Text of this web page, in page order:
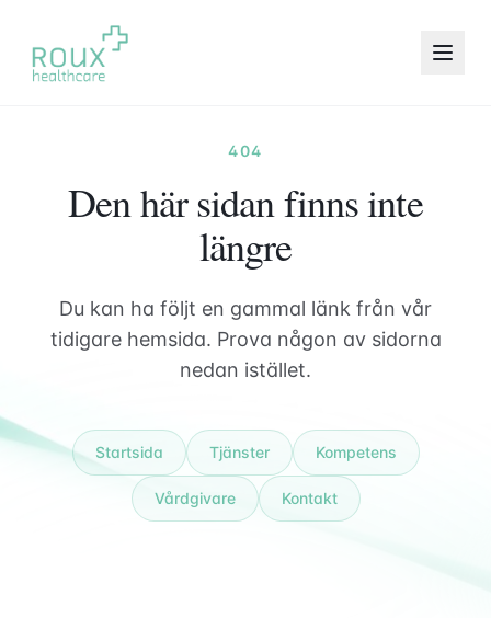
404
Den här sidan finns inte
längre
Du kan ha följt en gammal länk från vår
tidigare hemsida. Prova någon av sidorna
nedan istället.
Startsida Tjänster Kompetens
Vårdgivare Kontakt